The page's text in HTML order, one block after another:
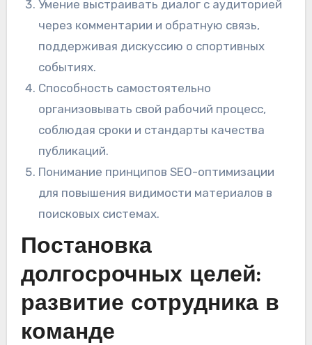
Умение выстраивать диалог с аудиторией
через комментарии и обратную связь,
поддерживая дискуссию о спортивных
событиях.
Способность самостоятельно
организовывать свой рабочий процесс,
соблюдая сроки и стандарты качества
публикаций.
Понимание принципов SEO-оптимизации
для повышения видимости материалов в
поисковых системах.
Постановка
долгосрочных целей:
развитие сотрудника в
команде